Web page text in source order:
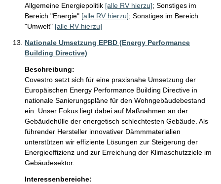
Allgemeine Energiepolitik [alle RV hierzu]; Sonstiges im
Bereich "Energie" [alle RV hierzu]; Sonstiges im Bereich
"Umwelt" [alle RV hierzu]
Nationale Umsetzung EPBD (Energy Performance
Building Directive)
Beschreibung:
Covestro setzt sich für eine praxisnahe Umsetzung der
Europäischen Energy Performance Building Directive in
nationale Sanierungspläne für den Wohngebäudebestand
ein. Unser Fokus liegt dabei auf Maßnahmen an der
Gebäudehülle der energetisch schlechtesten Gebäude. Als
führender Hersteller innovativer Dämmmaterialien
unterstützen wir effiziente Lösungen zur Steigerung der
Energieeffizienz und zur Erreichung der Klimaschutzziele im
Gebäudesektor.
Interessenbereiche: